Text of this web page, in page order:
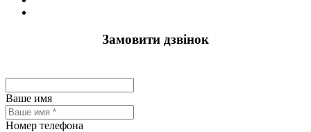
Замовити дзвінок
Ваше имя
Номер телефона